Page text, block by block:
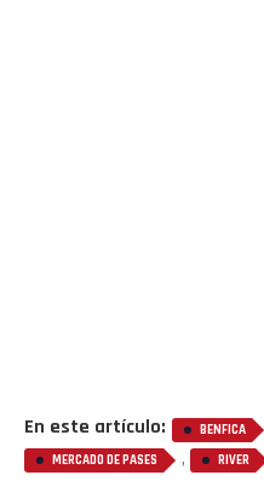
En este artículo: BENFICA
MERCADO DE PASES , RIVER